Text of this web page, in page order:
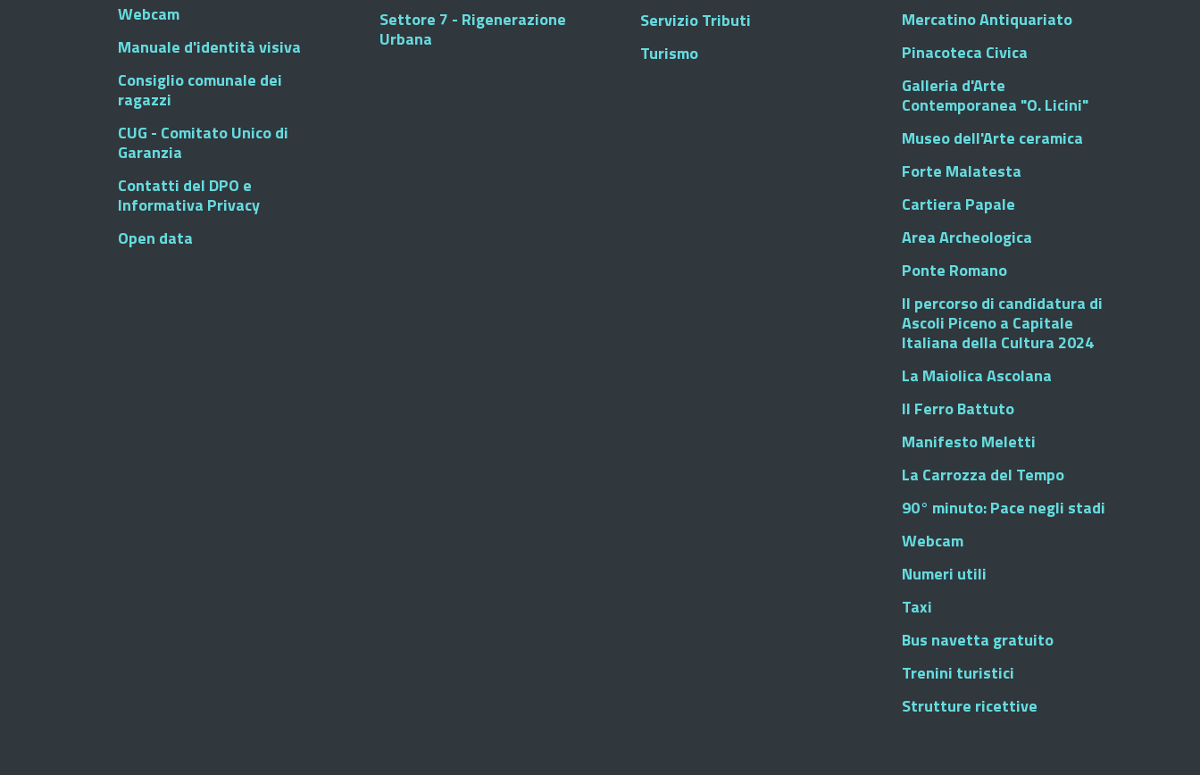
Webcam
Manuale d'identità visiva
Consiglio comunale dei
ragazzi
CUG - Comitato Unico di
Garanzia
Contatti del DPO e
Informativa Privacy
Open data
Settore 7 - Rigenerazione
Urbana
Servizio Tributi
Turismo
Mercatino Antiquariato
Pinacoteca Civica
Galleria d'Arte
Contemporanea "O. Licini"
Museo dell'Arte ceramica
Forte Malatesta
Cartiera Papale
Area Archeologica
Ponte Romano
Il percorso di candidatura di
Ascoli Piceno a Capitale
Italiana della Cultura 2024
La Maiolica Ascolana
Il Ferro Battuto
Manifesto Meletti
La Carrozza del Tempo
90° minuto: Pace negli stadi
Webcam
Numeri utili
Taxi
Bus navetta gratuito
Trenini turistici
Strutture ricettive